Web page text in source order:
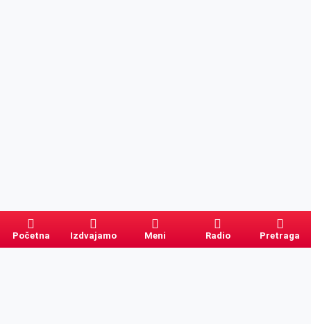
Početna Izdvajamo Meni Radio Pretraga